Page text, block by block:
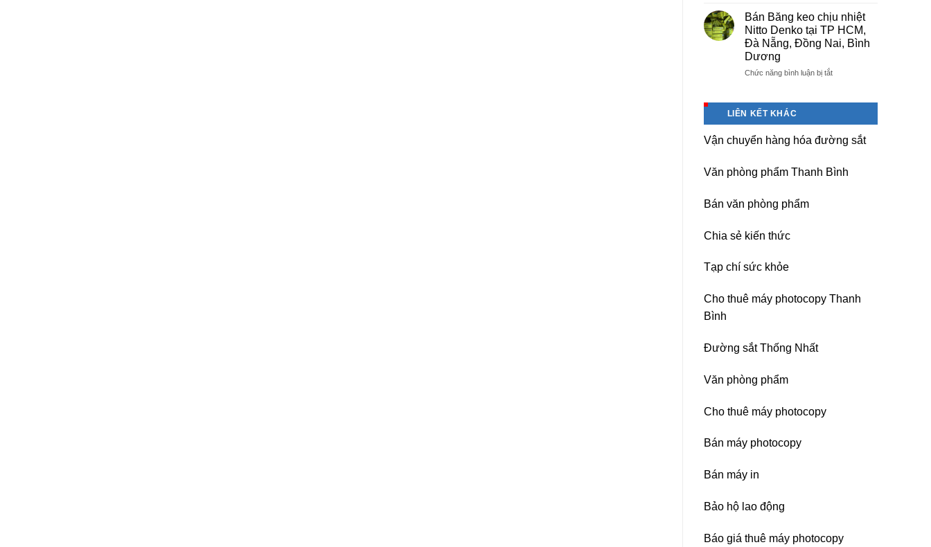
thăng
Long,
Nội
Nội
giá
rẻ,
uy
tín-
dạy
giấy
Double
A
tốt
Bán Băng keo chịu nhiệt
Nitto Denko tại TP HCM,
Đà Nẵng, Đồng Nai, Bình
Dương
Chức năng bình luận bị tắtở
Nitto
tại
TP
LIÊN KẾT KHÁC
Vận chuyển hàng hóa đường sắt
Văn phòng phẩm Thanh Bình
Bán văn phòng phẩm
Chia sẻ kiến thức
Tạp chí sức khỏe
Cho thuê máy photocopy Thanh
Bình
Đường sắt Thống Nhất
Văn phòng phẩm
Cho thuê máy photocopy
Bán máy photocopy
Bán máy in
Bảo hộ lao động
Báo giá thuê máy photocopy